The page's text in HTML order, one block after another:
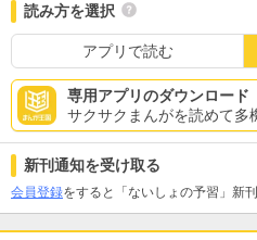
読み方を選択
アプリで読む
専用アプリのダウンロード
サクサクまんがを読めて多
新刊通知を受け取る
会員登録をすると「ないしょの予習」新